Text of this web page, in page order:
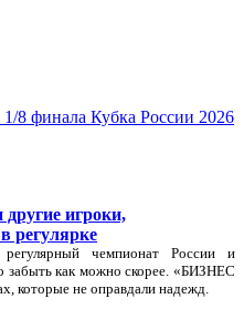
8 финала Кубка России 2026
игроки,
регулярке
чемпионат России и
забыть как можно скорее. «БИЗНЕС
которые не оправдали надежд.